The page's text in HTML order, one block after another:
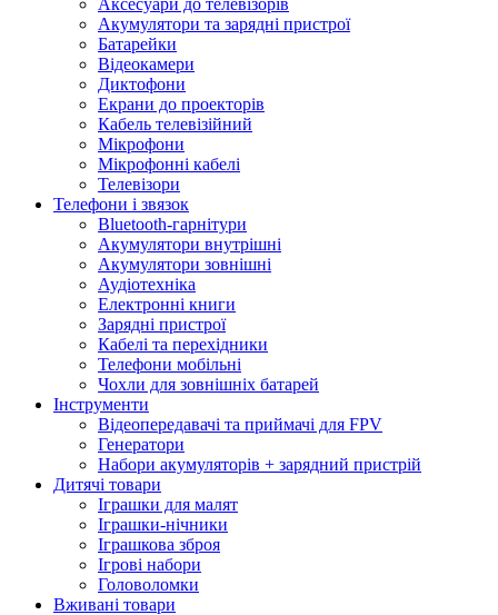
Аксесуари до телевізорів
Акумулятори та зарядні пристрої
Батарейки
Відеокамери
Диктофони
Екрани до проекторів
Кабель телевізійний
Мікрофони
Мікрофонні кабелі
Телевізори
Телефони і звязок
Bluetooth-гарнітури
Акумулятори внутрішні
Акумулятори зовнішні
Аудіотехніка
Електронні книги
Зарядні пристрої
Кабелі та перехідники
Телефони мобільні
Чохли для зовнішніх батарей
Інструменти
Відеопередавачі та приймачі для FPV
Генератори
Набори акумуляторів + зарядний пристрій
Дитячі товари
Іграшки для малят
Іграшки-нічники
Іграшкова зброя
Ігрові набори
Головоломки
Вживані товари